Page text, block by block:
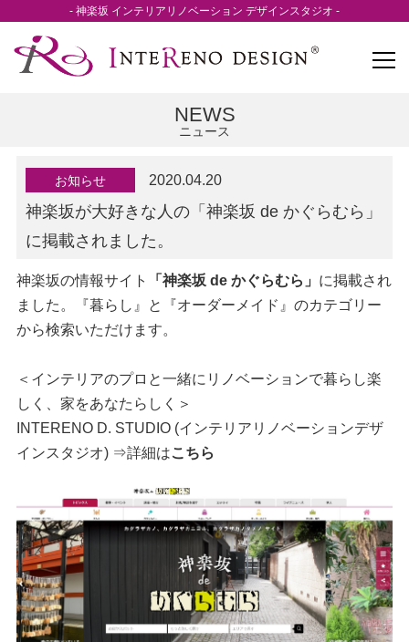
- 神楽坂 インテリアリノベーション デザインスタジオ -
NEWS
ニュース
お知らせ 2020.04.20
神楽坂が大好きな人の「神楽坂 de かぐらむら」
に掲載されました。
神楽坂の情報サイト 「神楽坂 de かぐらむら」 に掲載され
ました。『暮らし』と『オーダーメイド』のカテゴリー
から検索いただけます。
＜インテリアのプロと一緒にリノベーションで暮らし楽
しく、家をあなたらしく＞
INTERENO D. STUDIO (インテリアリノベーションデザ
インスタジオ) ⇒詳細はこちら